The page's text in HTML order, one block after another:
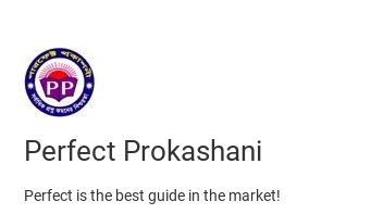
Perfect Prokashani
Perfect is the best guide in the market!